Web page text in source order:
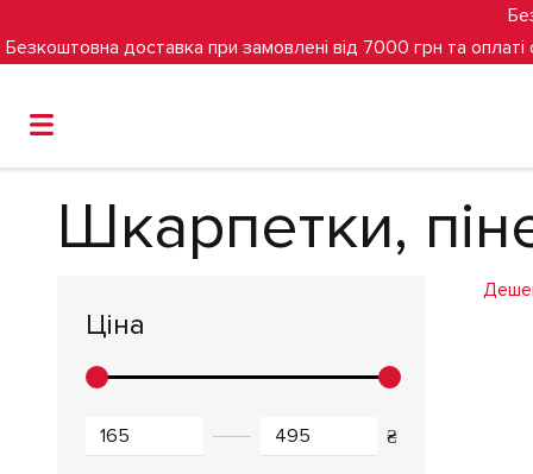
Безкоштовна доставка при замовлені від 7000 грн та оплаті
Шкарпетки,
Ціна
₴